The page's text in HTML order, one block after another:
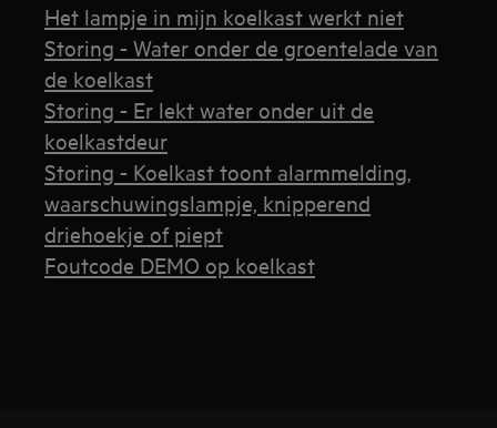
Het lampje in mijn koelkast werkt niet
Storing - Water onder de groentelade van
de koelkast
Storing - Er lekt water onder uit de
koelkastdeur
Storing - Koelkast toont alarmmelding,
waarschuwingslampje, knipperend
driehoekje of piept
Foutcode DEMO op koelkast